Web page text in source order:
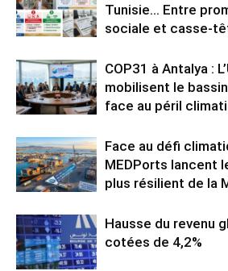
Tunisie… Entre
sociale et casse-
COP31 à Antalya :
mobilisent le
face au péril
Face au défi
MEDPorts lancent
plus résilient de la
Hausse du revenu
cotées de 4,2%